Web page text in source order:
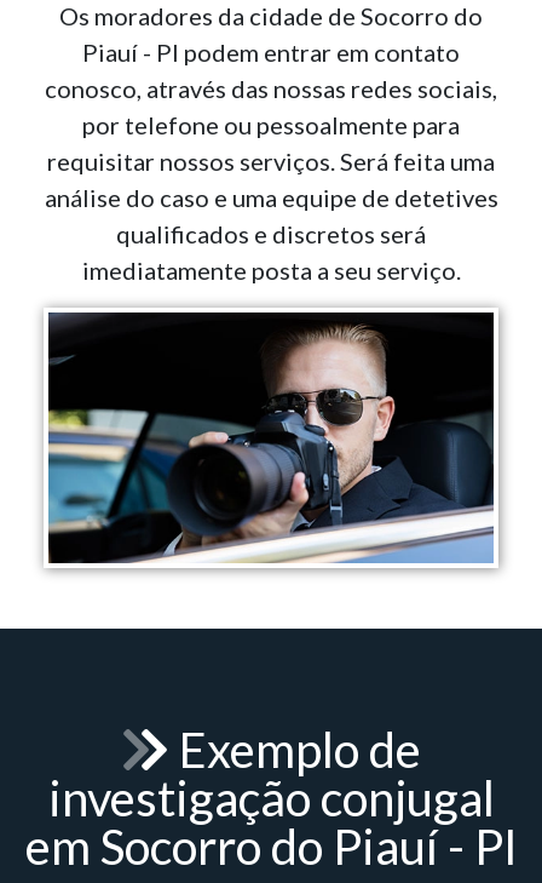
Os moradores da cidade de Socorro do
Piauí - PI podem entrar em contato
conosco, através das nossas redes sociais,
por telefone ou pessoalmente para
requisitar nossos serviços. Será feita uma
análise do caso e uma equipe de detetives
qualificados e discretos será
imediatamente posta a seu serviço.
Exemplo de
investigação conjugal
em Socorro do Piauí - PI